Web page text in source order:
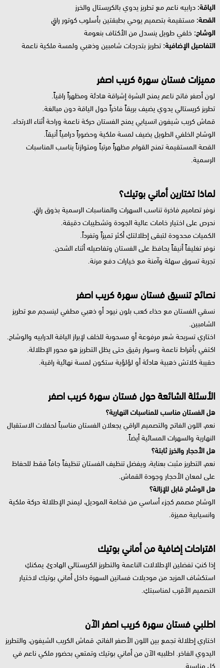
الياقة: درابيه ناعم مع تطريز يدوي بالكريستال والخرز
القصة: مستقيمة بتصميم يوحي بطبقتين بأسلوب كوتور راقٍ
الوشاح: خلفي طويل ينسدل من الأكتاف بنعومة
التفاصيل الإضافية: تطريز بتدرجات شامبين وذهبي ولمسة ملكية ناعمة
مميزات فستان سهرة كريب اصفر
لون أصفر فاتح ناعم يمنح البشرة إشراقة هادئة ومظهراً راقياً.
تطريز كريستالي يدوي يضيف بريقاً فاخراً حول الياقة دون مبالغة.
قماش كريب شيفون انسيابي يمنح الفستان حركة ناعمة وراحة أثناء الارتداء.
الوشاح الخلفي الطويل يضيف لمسة ملكية وحضوراً درامياً أنيقاً.
القصة المستقيمة تمنح القوام مظهراً مرتباً ومتوازناً يناسب المناسبات
الرسمية.
لماذا تختارين أماني بوتيك؟
نوفر تصاميم فاخرة تناسب السهرات والمناسبات الرسمية بذوق راقٍ.
نحرص على اختيار خامات عالية الجودة وتشطيبات دقيقة.
الكميات محدودة لتبقى إطلالتكِ أكثر تميزاً وتفرداً.
نوفر تغليفاً أنيقاً يحافظ على الفستان وتفاصيله أثناء الشحن.
تجربة تسوق سهلة وآمنة مع خيارات دفع مرنة.
نصائح تنسيق فستان سهرة كريب اصفر
نسقي الفستان مع حذاء كعب بلون نيود أو ذهبي مطفي لينسجم مع تطريز
الشامبين.
اختاري تسريحة شعر مرفوعة أو مسحوبة للخلف لإبراز الياقة الدرابيه والوشاح.
اكتفي بأقراط ناعمة وسوار رقيق حتى يظل التطريز هو محور الإطلالة.
حقيبة كلاتش ذهبية هادئة أو لؤلؤية ستكون لمسة نهائية راقية.
الأسئلة الشائعة حول فستان سهرة كريب اصفر
هل الفستان مناسب للمناسبات النهارية؟
نعم، اللون الفاتح والتصميم الراقي يجعلان الفستان مناسباً لحفلات الاستقبال
النهارية والسهرات المسائية أيضاً.
هل الأحجار والخرز ثابتة؟
نعم، التطريز مثبت بعناية، ويفضل تنظيف الفستان تنظيفاً جافاً فقط للحفاظ
على لمعان الأحجار وجودة القماش.
هل الوشاح قابل للإزالة؟
الوشاح مصمم كجزء أساسي من فخامة الموديل، ليمنح الإطلالة حركة ملكية
وانسيابية مميزة.
اقتراحات إضافية من أماني بوتيك
إذا كنتِ تفضلين الإطلالات الناعمة والتطريز الكريستالي الهادئ، يمكنكِ
استكشاف المزيد من موديلات فساتين السهرة داخل أماني بوتيك لاختيار
التصميم الأقرب لمناسبتكِ.
اطلبي فستان سهرة كريب اصفر الآن
اختاري إطلالة تجمع بين اللون الأصفر الفاتح، قماش الكريب الشيفون، والتطريز
اليدوي الفاخر. اطلبيه الآن من أماني بوتيك وتمتعي بحضور ملكي ناعم في
كل مناسبة.